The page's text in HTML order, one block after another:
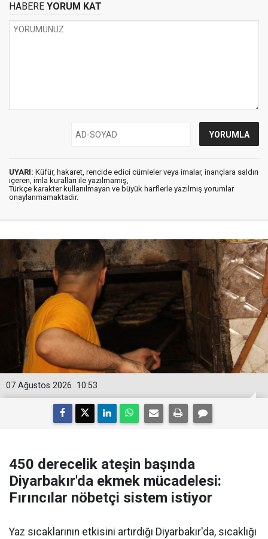
HABERE YORUM KAT
UYARI: Küfür, hakaret, rencide edici cümleler veya imalar, inançlara saldırı
içeren, imla kuralları ile yazılmamış,
Türkçe karakter kullanılmayan ve büyük harflerle yazılmış yorumlar
onaylanmamaktadır.
10:53
07 Ağustos 2026
450 derecelik ateşin başında
Diyarbakır'da ekmek mücadelesi:
Fırıncılar nöbetçi sistem istiyor
Yaz sıcaklarının etkisini artırdığı Diyarbakır'da, sıcaklığı